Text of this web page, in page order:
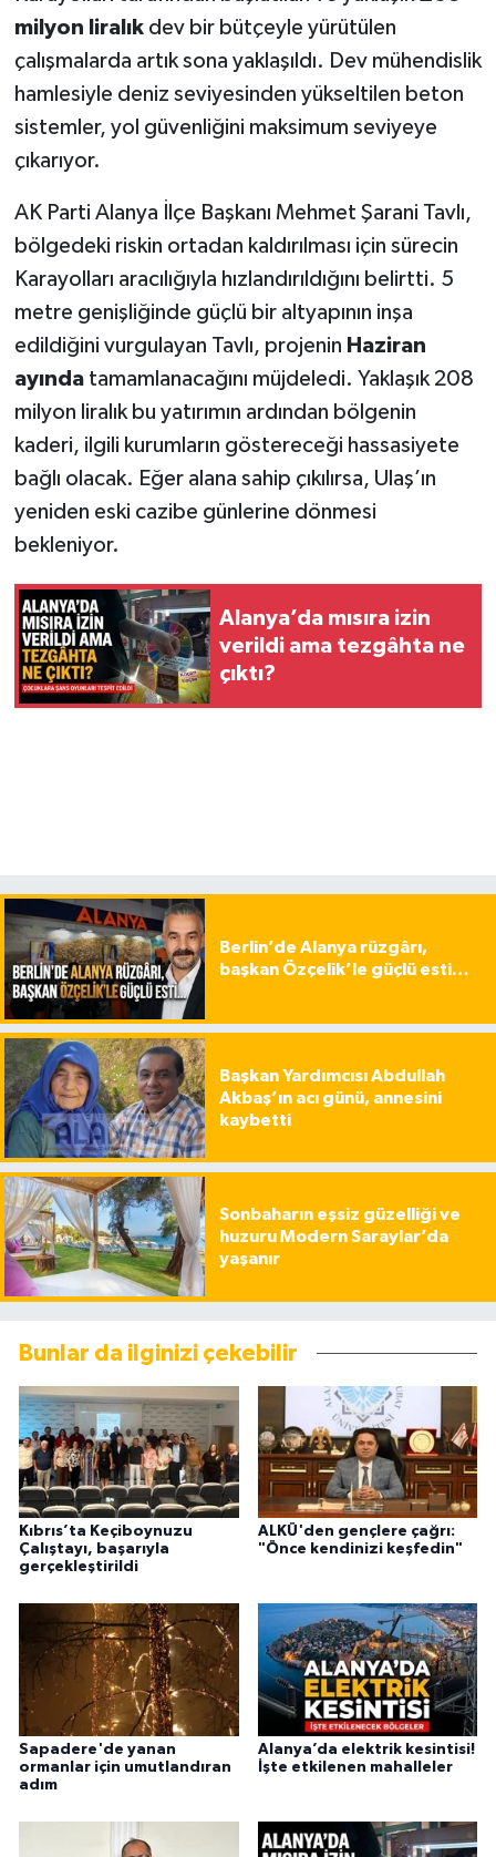
milyon liralıkdev bir bütçeyle yürütülen
çalışmalarda artık sona yaklaşıldı. Dev mühendislik
hamlesiyle deniz seviyesinden yükseltilen beton
sistemler, yol güvenliğini maksimum seviyeye
çıkarıyor.
AK Parti Alanya İlçe Başkanı Mehmet Şarani Tavlı,
bölgedeki riskin ortadan kaldırılması için sürecin
Karayolları aracılığıyla hızlandırıldığını belirtti. 5
metre genişliğinde güçlü bir altyapının inşa
edildiğini vurgulayan Tavlı, projenin Haziran
ayındatamamlanacağını müjdeledi. Yaklaşık 208
milyon liralık bu yatırımın ardından bölgenin
kaderi, ilgili kurumların göstereceği hassasiyete
bağlı olacak. Eğer alana sahip çıkılırsa, Ulaş’ın
yeniden eski cazibe günlerine dönmesi
bekleniyor.
Alanya’da mısıra izin
verildi ama tezgâhta ne
çıktı?
Berlin’de Alanya rüzgârı,
başkan Özçelik’le güçlü esti…
Başkan Yardımcısı Abdullah
Akbaş’ın acı günü, annesini
kaybetti
Sonbaharın eşsiz güzelliği ve
huzuru Modern Saraylar’da
yaşanır
Bunlar da ilginizi çekebilir
Kıbrıs’ta Keçiboynuzu
Çalıştayı, başarıyla
gerçekleştirildi
ALKÜ'den gençlere çağrı:
"Önce kendinizi keşfedin"
Sapadere'de yanan
ormanlar için umutlandıran
adım
Alanya’da elektrik kesintisi!
İşte etkilenen mahalleler